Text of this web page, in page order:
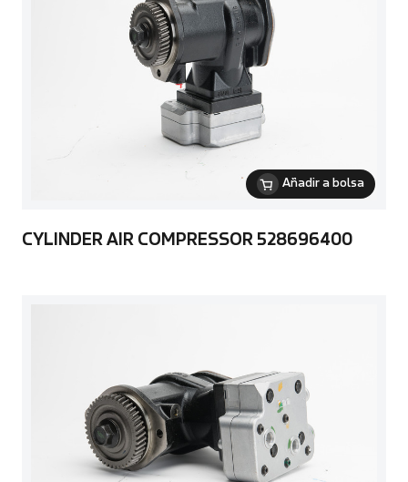
Añadir a bolsa
CYLINDER AIR COMPRESSOR 528696400